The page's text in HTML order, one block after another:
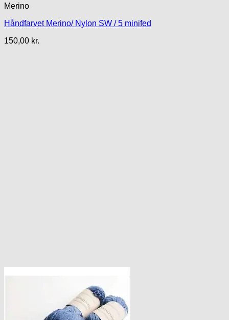
Merino
Håndfarvet Merino/ Nylon SW / 5 minifed
150,00 kr.